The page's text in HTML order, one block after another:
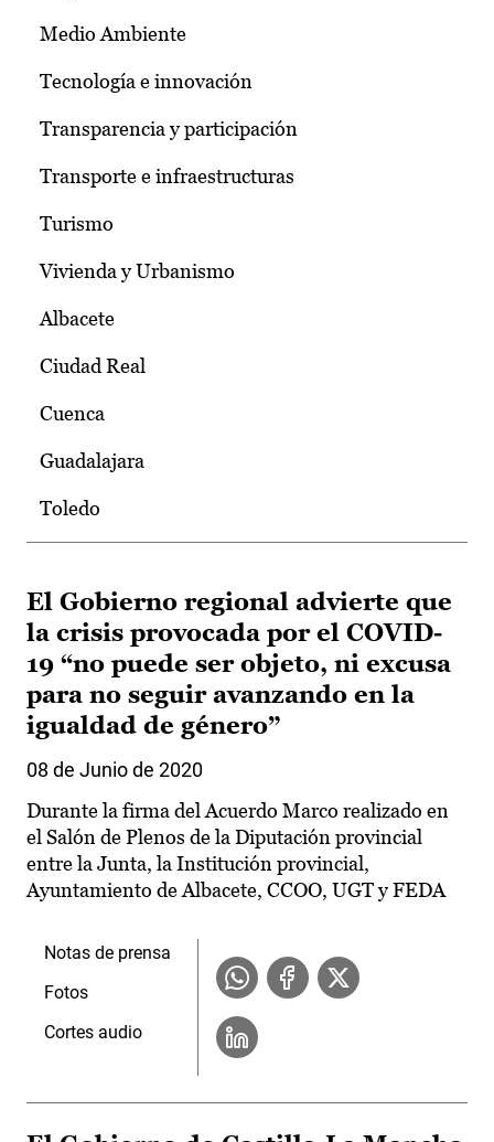
Medio Ambiente
Tecnología e innovación
Transparencia y participación
Transporte e infraestructuras
Turismo
Vivienda y Urbanismo
Albacete
Ciudad Real
Cuenca
Guadalajara
Toledo
El Gobierno regional advierte que
la crisis provocada por el COVID-
19 “no puede ser objeto, ni excusa
para no seguir avanzando en la
igualdad de género”
08 de Junio de 2020
Durante la firma del Acuerdo Marco realizado en
el Salón de Plenos de la Diputación provincial
entre la Junta, la Institución provincial,
Ayuntamiento de Albacete, CCOO, UGT y FEDA
Notas de prensa
Fotos
Cortes audio